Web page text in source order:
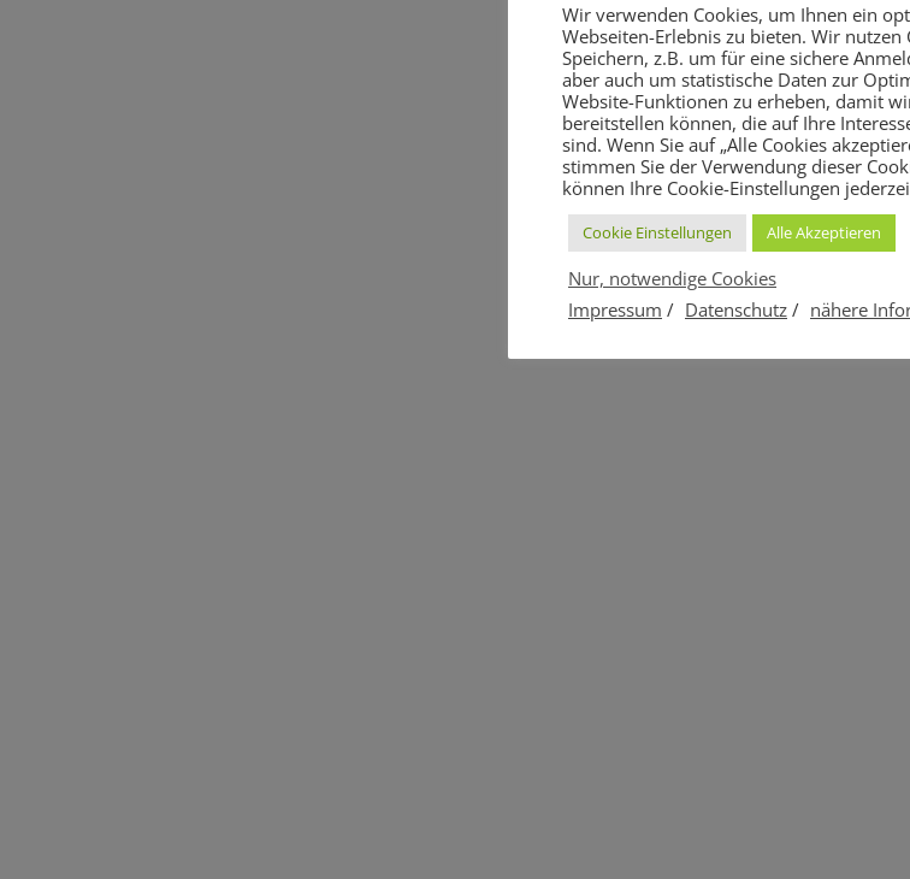
Wir verwenden Cookies, um Ihnen ein
Webseiten-Erlebnis zu bieten. Wir nutzen
Speichern, z.B. um für eine sichere
aber auch um statistische Daten zur
Website-Funktionen zu erheben, damit
bereitstellen können, die auf Ihre
sind. Wenn Sie auf „Alle Cookies
stimmen Sie der Verwendung dieser
können Ihre Cookie-Einstellungen
Cookie Einstellungen Alle Akzeptieren
Nur, notwendige Cookies
Impressum / Datenschutz / nähere